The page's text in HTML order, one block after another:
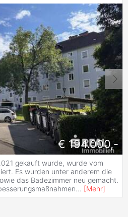
€ 194.000,-
gekauft wurde, wurde vom
Es wurden unter anderem die
das Badezimmer neu gemacht.
... [Mehr]